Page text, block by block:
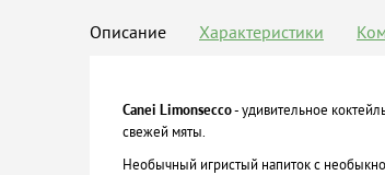
Описание Характеристики
Canei Limonsecco- удивительное
свежей мяты.
Необычный игристый напиток с